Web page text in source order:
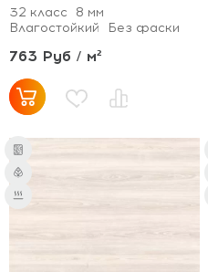
32 класс
8 мм
Влагостойкий
Без фаски
763 Руб / м²